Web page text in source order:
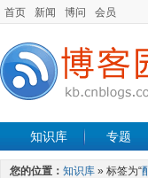
首页 新闻 博问 会员
知识库 专题
您的位置： 知识库 » 标签为“